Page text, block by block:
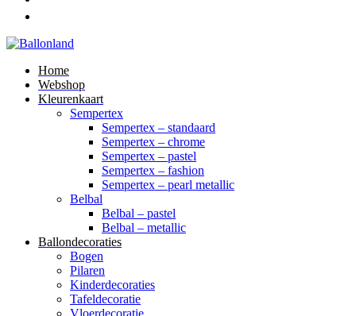
Home
Webshop
Kleurenkaart
Sempertex
Sempertex – standaard
Sempertex – chrome
Sempertex – pastel
Sempertex – fashion
Sempertex – pearl metallic
Belbal
Belbal – pastel
Belbal – metallic
Ballondecoraties
Bogen
Pilaren
Kinderdecoraties
Tafeldecoratie